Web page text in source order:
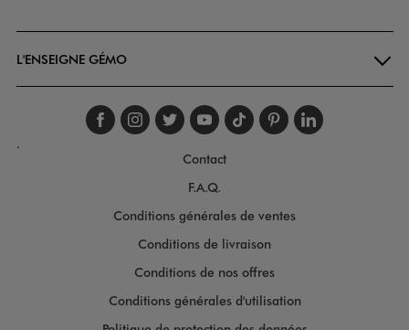
L'ENSEIGNE GÉMO
Suivez-nous sur
Suivez-nous sur
Suivez-nous sur
Suivez-nous
Suivez-nous
Suivez-
.
Contact
F.A.Q.
Conditions générales de ventes
Conditions de livraison
Conditions de nos offres
Conditions générales d'utilisation